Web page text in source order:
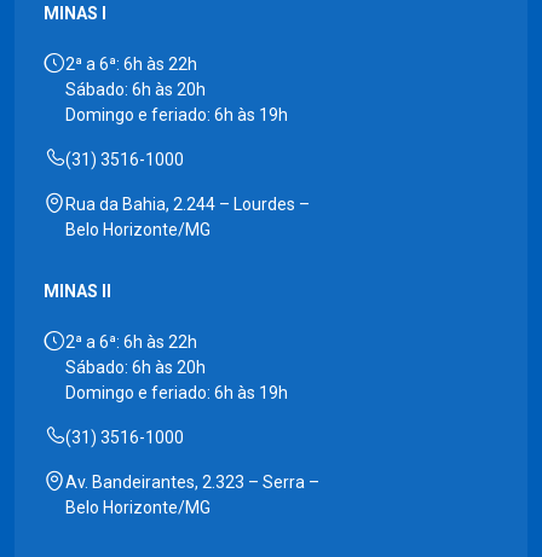
MINAS I
2ª a 6ª: 6h às 22h
Sábado: 6h às 20h
Domingo e feriado: 6h às 19h
(31) 3516-1000
Rua da Bahia, 2.244 – Lourdes –
Belo Horizonte/MG
MINAS II
2ª a 6ª: 6h às 22h
Sábado: 6h às 20h
Domingo e feriado: 6h às 19h
(31) 3516-1000
Av. Bandeirantes, 2.323 – Serra –
Belo Horizonte/MG